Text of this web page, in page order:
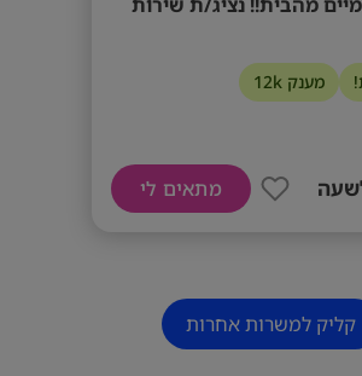
מענק 12k
מתאים לי
קליק למשרות אחרות